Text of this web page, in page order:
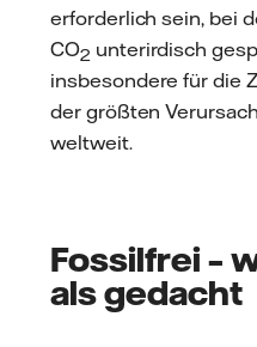
erforderlich sein, bei
CO2 unterirdisch
insbesondere für die
der größten
weltweit.
Fossilfrei –
als gedacht